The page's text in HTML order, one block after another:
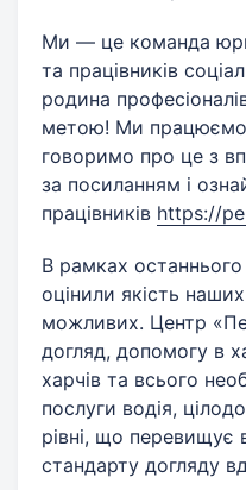
Ми — це команда
та працівників
родина
метою! Ми працюємо
говоримо про це з
за посиланням і
працівників https://
В рамках останнього
оцінили якість
можливих. Центр
догляд, допомогу в
харчів та всього
послуги водія,
рівні, що
стандарту догляду